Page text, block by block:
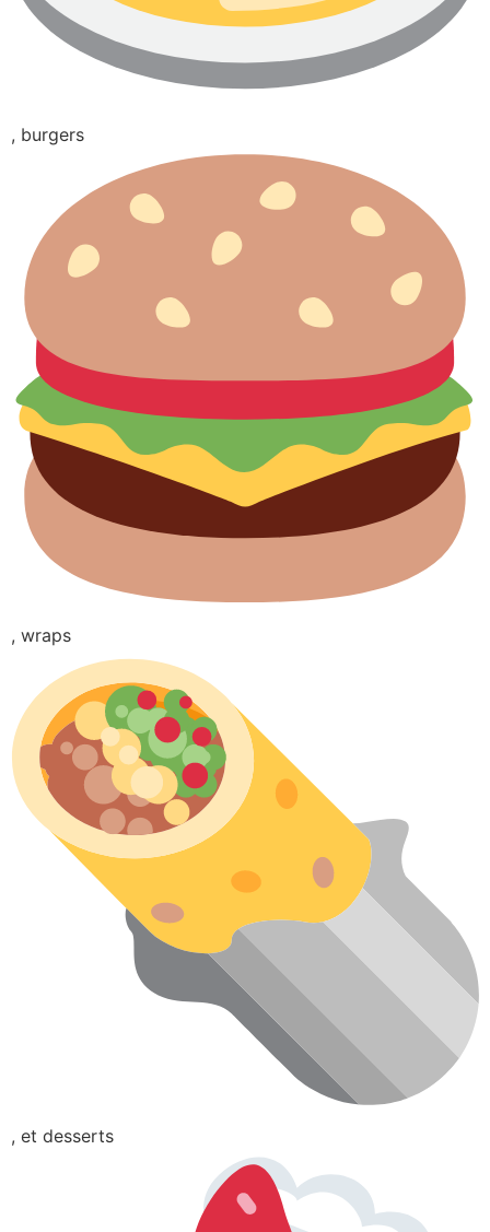
, burgers
, wraps
, et desserts